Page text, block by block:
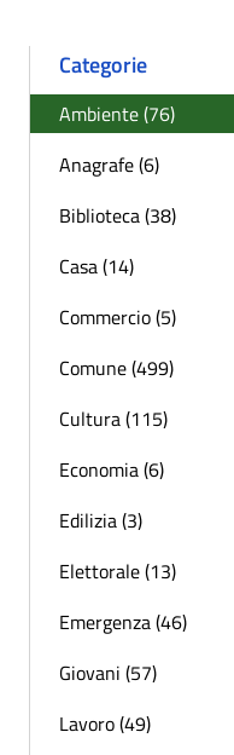
Categorie
Ambiente (76)
Anagrafe (6)
Biblioteca (38)
Casa (14)
Commercio (5)
Comune (499)
Cultura (115)
Economia (6)
Edilizia (3)
Elettorale (13)
Emergenza (46)
Giovani (57)
Lavoro (49)